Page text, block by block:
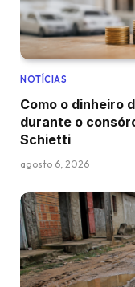
NOTÍCIAS
Como o dinheiro
durante o
Schietti
agosto 6, 2026